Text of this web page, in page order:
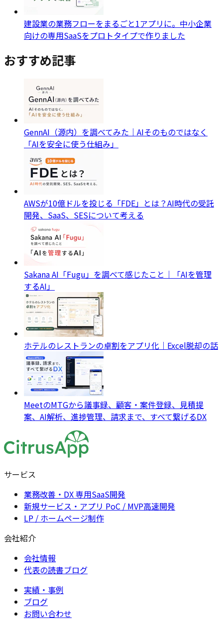
建設業の業務フローをまるごと1アプリに。中小企業
向けの専用SaaSをプロトタイプで作りました
おすすめ記事
GennAI（源内）を調べてみた｜AIそのものではなく
「AIを安全に使う仕組み」
AWSが10億ドルを投じる「FDE」とは？AI時代の受託
開発、SaaS、SESについて考える
Sakana AI「Fugu」を調べて感じたこと｜「AIを管理
するAI」
ホテルのレストランの卓割をアプリ化｜Excel脱却の話
MeetのMTGから議事録、顧客・案件登録、見積提
案、AI解析、進捗管理、請求まで、すべて繋げるDX
サービス
業務改善・DX 専用SaaS開発
新規サービス・アプリ PoC / MVP高速開発
LP / ホームページ制作
会社紹介
会社情報
代表の読書ブログ
実績・事例
ブログ
お問い合わせ